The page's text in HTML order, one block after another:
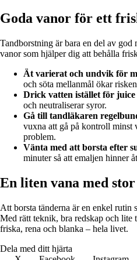
Goda vanor för ett
Tandborstning är bara en del av god
vanor som hjälper dig att behålla
Ät varierat och undvik för
och söta mellanmål ökar
Drick vatten istället för juice
och neutraliserar syror.
Gå till tandläkaren
vuxna att gå på kontroll minst
problem.
Vänta med att borsta efter
minuter så att emaljen hinner
En liten vana med stor
Att borsta tänderna är en enkel rutin
Med rätt teknik, bra redskap och lite
friska, rena och blanka – hela livet.
Dela med ditt hjärta